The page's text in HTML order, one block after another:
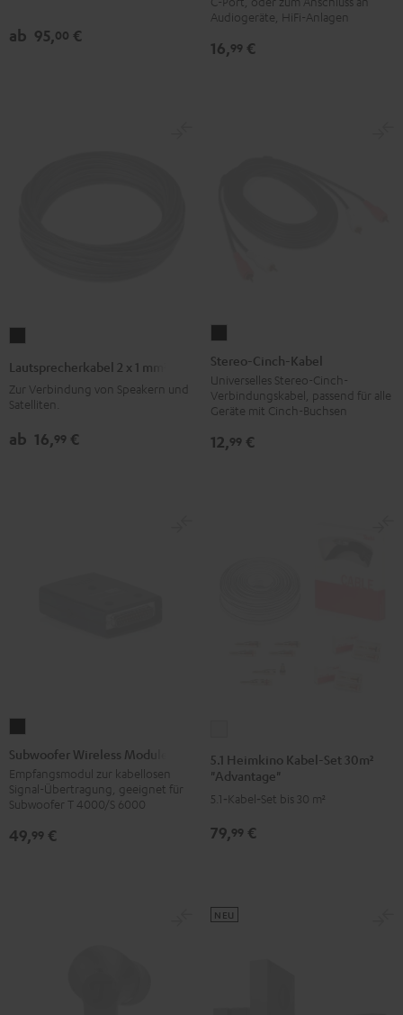
ab 95,00 €
Audiogeräte, HiFi-Anlagen
16,99 €
1
Schwarz
Lautsprecherkabel 2 x 1 mm²
Zur Verbindung von Speakern und
Satelliten.
ab 16,99 €
Cinch-
Kabel
Schwarz
Stereo-Cinch-Kabel
Universelles Stereo-Cinch-
Verbindungskabel, passend für alle
Geräte mit Cinch-Buchsen
12,99 €
Wireless
Module
Schwarz
Version
Subwoofer Wireless Module
Empfangsmodul zur kabellosen
Signal-Übertragung, geeignet für
Subwoofer T 4000/S 6000
49,99 €
Heimkino
Kabel-
Set
"Advantage"
5.1 Heimkino Kabel-Set 30m²
"Advantage"
5.1‑Kabel‑Set bis 30 m²
79,99 €
NEU